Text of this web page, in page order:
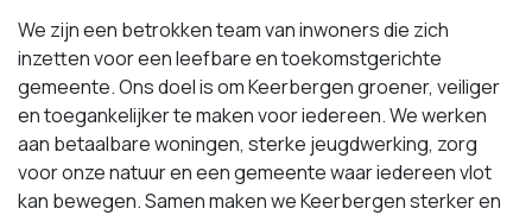
We zijn een betrokken team van inwoners die zich
inzetten voor een leefbare en toekomstgerichte
gemeente. Ons doel is om Keerbergen groener, veiliger
en toegankelijker te maken voor iedereen. We werken
aan betaalbare woningen, sterke jeugdwerking, zorg
voor onze natuur en een gemeente waar iedereen vlot
kan bewegen. Samen maken we Keerbergen sterker en